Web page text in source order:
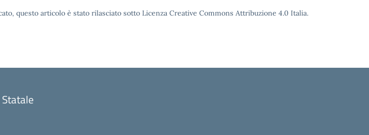
questo articolo è stato rilasciato sotto Licenza Creative Commons Attribuzione 4.0 Italia.